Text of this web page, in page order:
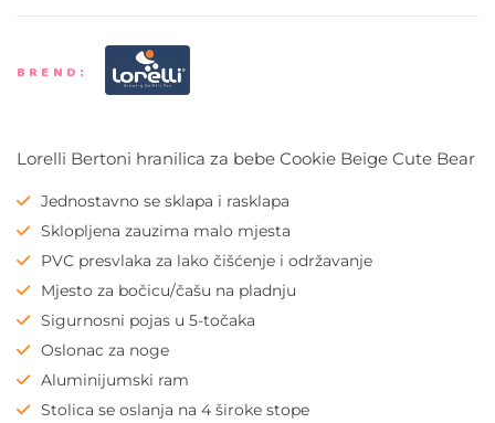
BREND:
Lorelli Bertoni hranilica za bebe Cookie Beige Cute Bear
Jednostavno se sklapa i rasklapa
Sklopljena zauzima malo mjesta
PVC presvlaka za lako čišćenje i održavanje
Mjesto za bočicu/čašu na pladnju
Sigurnosni pojas u 5-točaka
Oslonac za noge
Aluminijumski ram
Stolica se oslanja na 4 široke stope